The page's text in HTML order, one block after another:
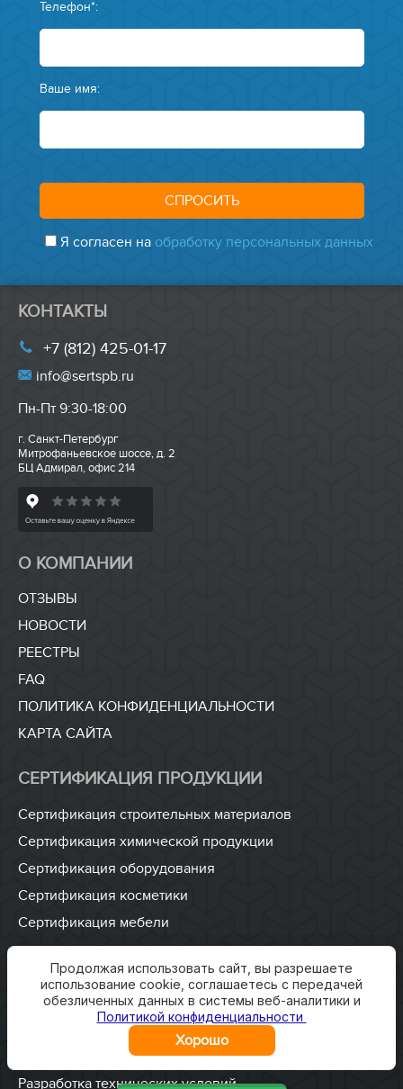
Телефон*:
Ваше имя:
Я согласен на обработку персональных данных
О КОМПАНИИ
ОТЗЫВЫ
НОВОСТИ
РЕЕСТРЫ
FAQ
ПОЛИТИКА КОНФИДЕНЦИАЛЬНОСТИ
КАРТА САЙТА
СЕРТИФИКАЦИЯ ПРОДУКЦИИ
Сертификация строительных материалов
Сертификация химической продукции
Сертификация оборудования
Сертификация косметики
Сертификация мебели
ДОКУМЕНТЫ
Сертификат соответствия ТР ТС
Пожарная безопасность
Разработка технических условий
КОНТАКТЫ
+7 (812) 425-01-17
info@sertspb.ru
Пн-Пт 9:30-18:00
г. Санкт-Петербург
Митрофаньевское шоссе, д. 2
БЦ Адмирал, офис 214
Продолжая использовать сайт, вы разрешаете
использование cookie, соглашаетесь с передачей
обезличенных данных в системы веб-аналитики и
Политикой конфиденциальности
Хорошо